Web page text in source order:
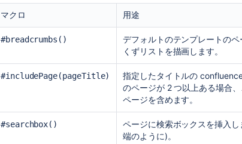
マクロ 用途
#breadcrumbs()
デフォルトのテンプレートの
くずリストを描画します。
#includePage(pageTitle)
指定したタイトルの
のページが 2 つ以上ある場合
ページを含めます。
#searchbox()
ページに検索ボックスを挿入
端のように)。